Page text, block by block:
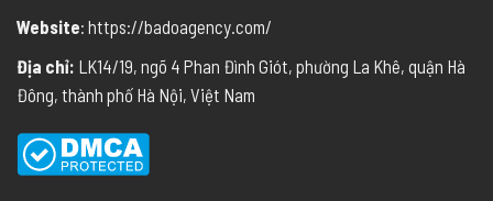
Website: https://badoagency.com/
Địa chỉ: LK14/19, ngõ 4 Phan Đình Giót, phường La Khê, quận Hà
Đông, thành phố Hà Nội, Việt Nam